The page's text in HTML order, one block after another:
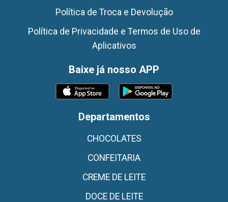
Política de Troca e Devolução
Política de Privacidade e Termos de Uso de
Aplicativos
Baixe já nosso APP
Departamentos
CHOCOLATES
CONFEITARIA
CREME DE LEITE
DOCE DE LEITE